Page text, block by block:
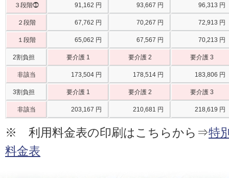
３段階⓵ 91,162 円 93,667 円 96,313 円
２段階 67,762 円 70,267 円 72,913 円
１段階 65,062 円 67,567 円 70,213 円
2割負担 要介護 1 要介護 2 要介護 3
非該当 173,504 円 178,514 円 183,806 円
3割負担 要介護 1 要介護 2 要介護 3
非該当 203,167 円 210,681 円 218,619 円
※ 利用料金表の印刷はこちらから⇒特
料金表